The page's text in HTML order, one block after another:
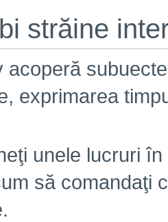
străine
acoperă
exprimarea
unele lucruri
să